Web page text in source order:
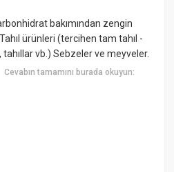
bakımından zengin
ürünleri (tercihen tam tahıl -
vb.) Sebzeler ve meyveler.
Cevabın tamamını burada okuyun: